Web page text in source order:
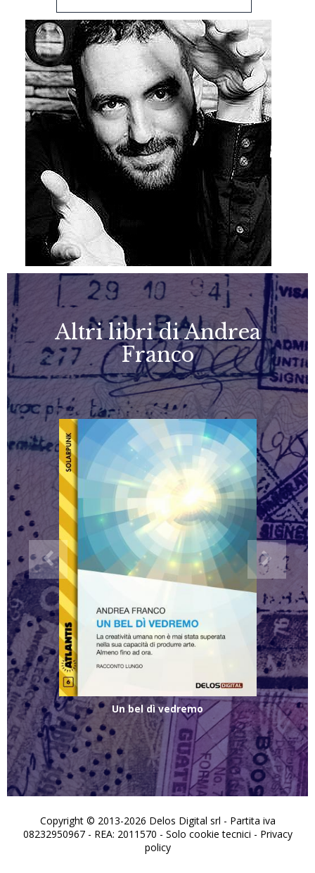
Altri libri di Andrea
Franco
Un bel dì vedremo
Copyright © 2013-2026 Delos Digital srl - Partita iva
08232950967 - REA: 2011570 - Solo cookie tecnici - Privacy
policy